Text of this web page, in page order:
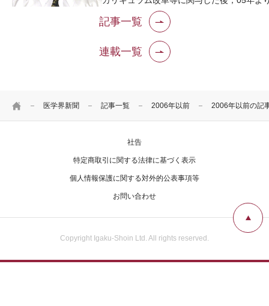
HOME 医学界新聞 記事一覧 2006年以前 2006年以前の記
記事一覧
連載一覧
社告
特定商取引に関する法律に基づく表示
個人情報保護に関する対外的公表事項等
お問い合わせ
Copyright Igaku-Shoin Ltd. All rights reserved.